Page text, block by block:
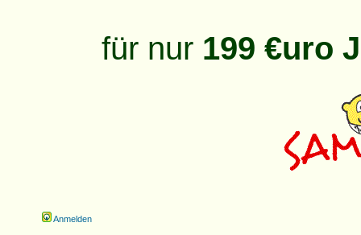
für nur 199 €uro
Anmelden